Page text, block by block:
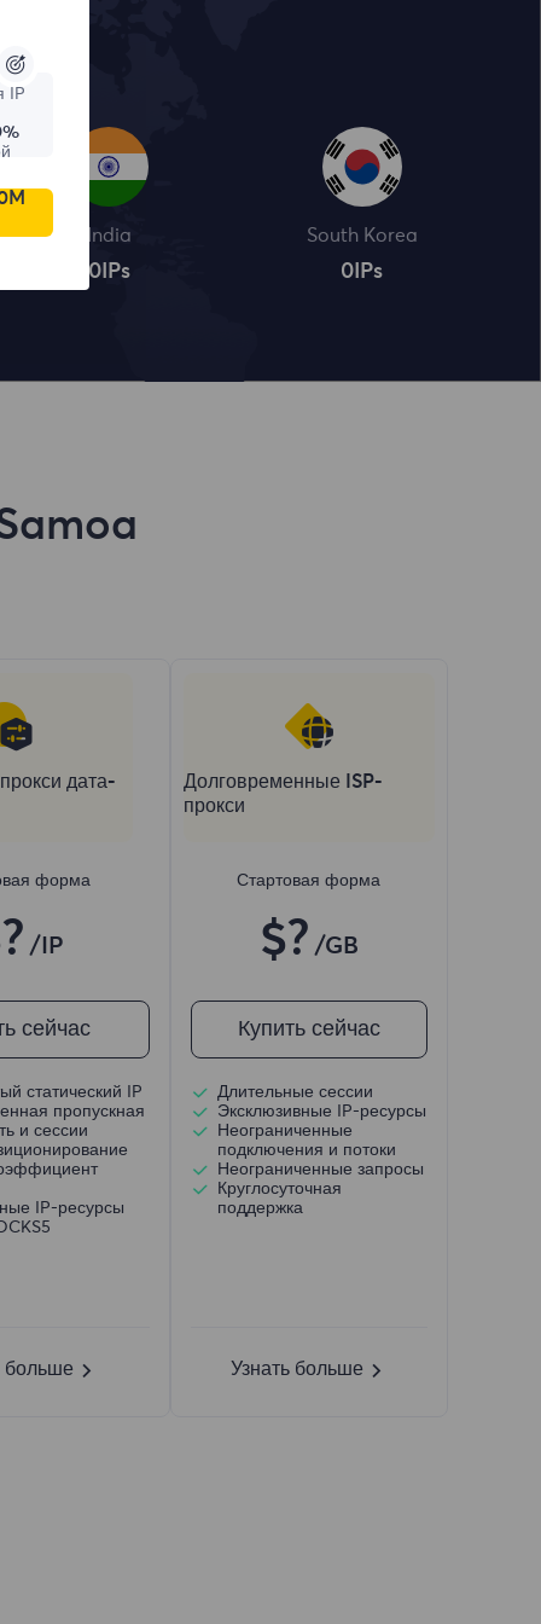
India
0IPs
South Korea
0 IPs
дата-
форма
/IP
сейчас
статический IP
пропускная
и сессии
IP-ресурсы
больше
Долговременные ISP-
прокси
Стартовая форма
$? /GB
Купить сейчас
Длительные сессии
Эксклюзивные IP-ресурсы
Неограниченные
подключения и потоки
Неограниченные запросы
Круглосуточная
поддержка
Узнать больше
IP